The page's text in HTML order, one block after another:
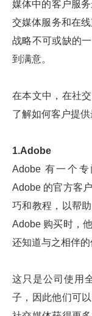
媒体中的客户服
交媒体服务和在
战略不可或缺的
到满意。
在本文中，在社
了解如何客户提供
1.Adobe
Adobe 有一个
Adob​​e 的官方客
巧和教程，以帮
Adob​​e 购买时，
还知道与之相伴的
这只是公司使用
子，因此他们可